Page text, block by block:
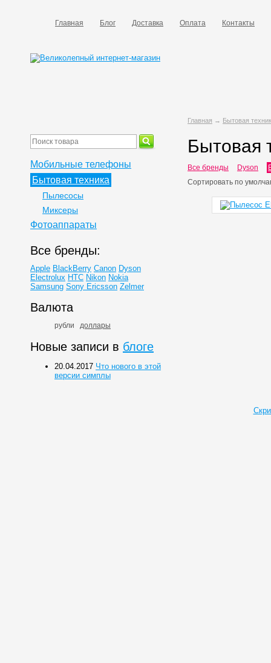
Главная Блог Доставка Оплата Контакты
Главная → Бытовая
Бытовая
Все бренды Dyson
Сортировать по
Мобильные телефоны
Бытовая техника
Пылесосы
Миксеры
Фотоаппараты
Все бренды:
Apple BlackBerry Canon Dyson
Electrolux HTC Nikon Nokia
Samsung Sony Ericsson Zelmer
Валюта
рубли доллары
Новые записи в блоге
20.04.2017 Что нового в этой
версии симплы